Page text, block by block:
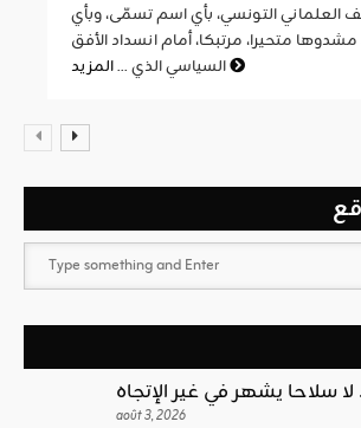
العلماني التونسي، بأي اسم تسمّى، وبأي
متحيرا، مرتبكا، أمام انسداد الأفق
السياسي الذي ...
سلاحا يشهر في غير الإتجاه
août 3, 2026